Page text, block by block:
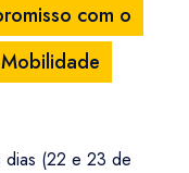
com o
dias (22 e 23 de